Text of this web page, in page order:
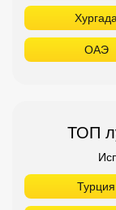
Хургада
ОАЭ
ТОП
Турция